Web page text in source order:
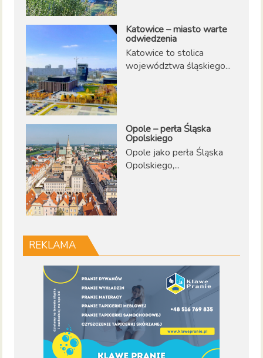
Katowice – miasto warte
odwiedzenia
Katowice to stolica
województwa śląskiego...
Opole – perła Śląska
Opolskiego
Opole jako perła Śląska
Opolskiego,...
REKLAMA